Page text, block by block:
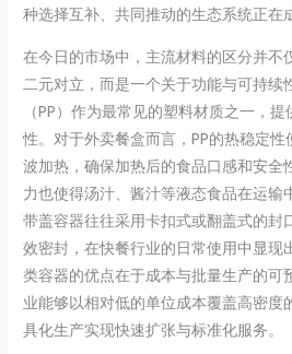
种选择互补、共同推动的生态系统正在
在今日的市场中，主流材料的区分并不
二元对立，而是一个关于功能与可持续
（PP）作为最常见的塑料材质之一，
性。对于外卖餐盒而言，PP的热稳定
波加热，确保加热后的食品口感和安全
力也使得汤汁、酱汁等液态食品在运输
带盖容器往往采用卡扣式或翻盖式的封
效密封，在快餐行业的日常使用中显现
类容器的优点在于成本与批量生产的可
业能够以相对低的单位成本覆盖高密度
具化生产实现快速扩张与标准化服务。